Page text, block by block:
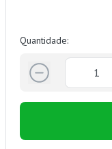
Quantidade: